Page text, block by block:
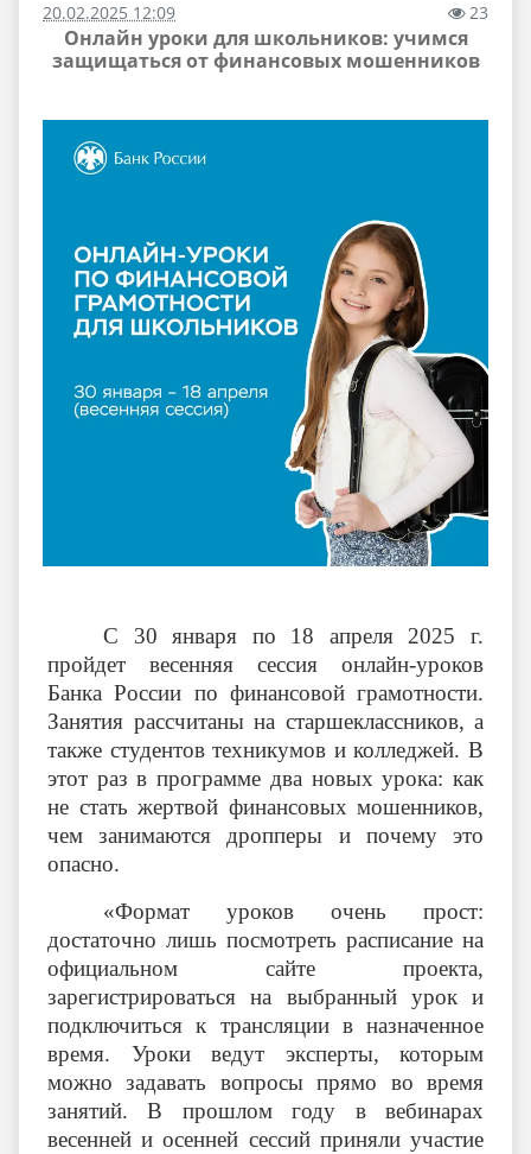
20.02.2025 12:09 23
Онлайн уроки для школьников: учимся
защищаться от финансовых мошенников
С 30 января по 18 апреля 2025 г.
пройдет весенняя сессия онлайн-уроков
Банка России по финансовой грамотности.
Занятия рассчитаны на старшеклассников, а
также студентов техникумов и колледжей. В
этот раз в программе два новых урока: как
не стать жертвой финансовых мошенников,
чем занимаются дропперы и почему это
опасно.
«Формат уроков очень прост:
достаточно лишь посмотреть расписание на
официальном сайте проекта,
зарегистрироваться на выбранный урок и
подключиться к трансляции в назначенное
время. Уроки ведут эксперты, которым
можно задавать вопросы прямо во время
занятий. В прошлом году в вебинарах
весенней и осенней сессий приняли участие